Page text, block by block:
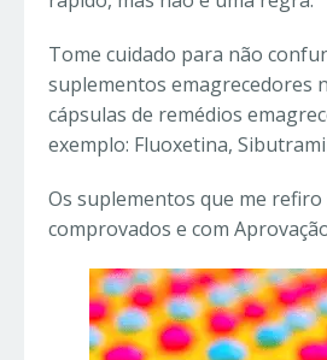
Tome cuidado para não
suplementos emagrecedores
cápsulas de remédios
exemplo: Fluoxetina,
Os suplementos que me
comprovados e com